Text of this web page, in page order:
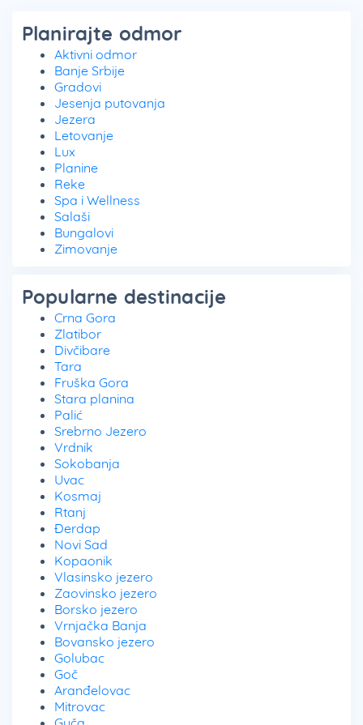
Planirajte odmor
Aktivni odmor
Banje Srbije
Gradovi
Jesenja putovanja
Jezera
Letovanje
Lux
Planine
Reke
Spa i Wellness
Salaši
Bungalovi
Zimovanje
Popularne destinacije
Crna Gora
Zlatibor
Divčibare
Tara
Fruška Gora
Stara planina
Palić
Srebrno Jezero
Vrdnik
Sokobanja
Uvac
Kosmaj
Rtanj
Đerdap
Novi Sad
Kopaonik
Vlasinsko jezero
Zaovinsko jezero
Borsko jezero
Vrnjačka Banja
Bovansko jezero
Golubac
Goč
Aranđelovac
Mitrovac